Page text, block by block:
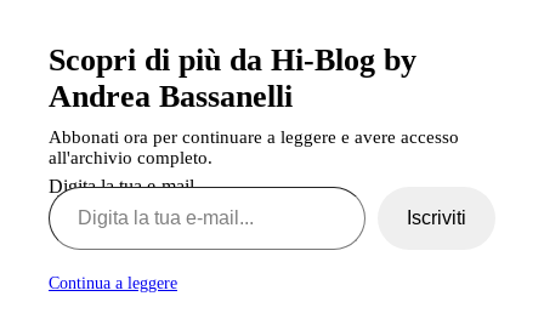
Scopri di più da Hi-Blog by
Andrea Bassanelli
Abbonati ora per continuare a leggere e avere accesso
all'archivio completo.
Digita la tua e-mail...
Iscriviti
Continua a leggere